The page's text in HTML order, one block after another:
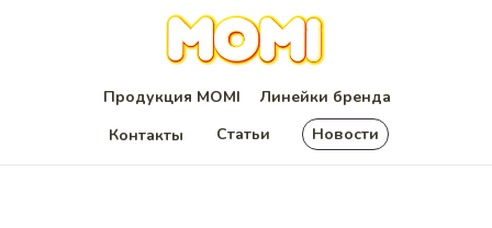
Линейки бренда
Продукция MOMI
Контакты
Новости
Статьи